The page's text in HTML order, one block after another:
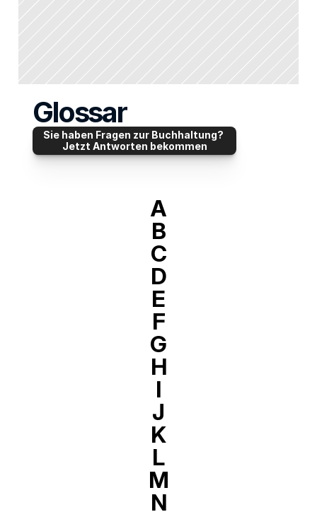
Glossar
Sie haben Fragen zur Buchhaltung?
Jetzt Antworten bekommen
A
B
C
D
E
F
G
H
I
J
K
L
M
N